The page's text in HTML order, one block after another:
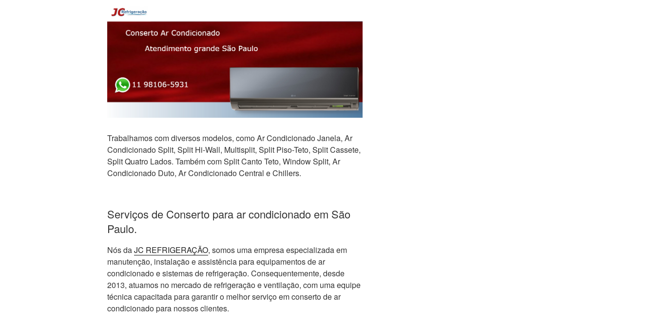
Trabalhamos com diversos modelos, como Ar Condicionado Janela, Ar
Condicionado Split, Split Hi-Wall, Multisplit, Split Piso-Teto, Split Cassete,
Split Quatro Lados. Também com Split Canto Teto, Window Split, Ar
Condicionado Duto, Ar Condicionado Central e Chillers.
Serviços de Conserto para ar condicionado em São
Paulo.
Nós daJC REFRIGERAÇÃO, somos uma empresa especializada em
manutenção, instalação e assistência para equipamentos de ar
condicionado e sistemas de refrigeração. Consequentemente, desde
2013, atuamos no mercado de refrigeração e ventilação, com uma equipe
técnica capacitada para garantir o melhor serviço em conserto de ar
condicionado para nossos clientes.